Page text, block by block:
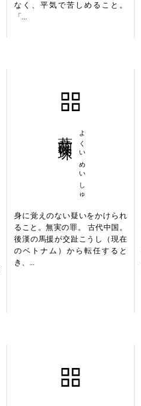
なく、平気で苦しめること。
「...
よくいめいしゅ
身に覚えのない疑いをかけられ
ること。無実の罪。 古代中国。
後漢の馬援が交趾こうし（現在
のベトナム）から転任すると
き、...